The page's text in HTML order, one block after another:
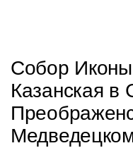
Собор
Казанская в